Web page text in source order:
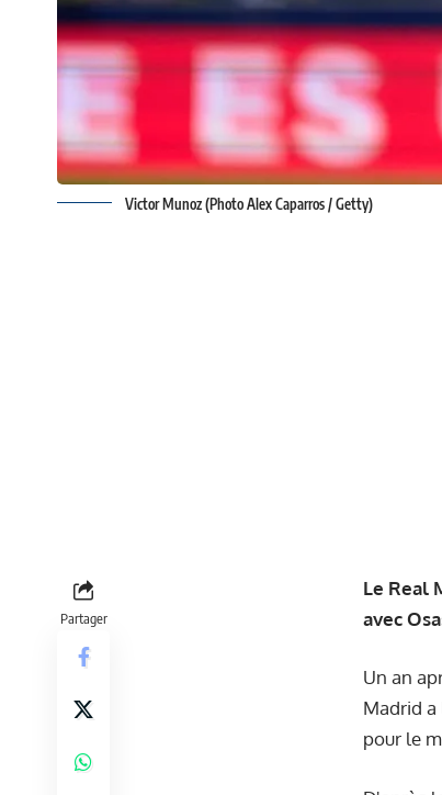
Victor Munoz (Photo Alex Caparros / Getty)
Partager
Le Real
avec
Un an
Madrid
pour le